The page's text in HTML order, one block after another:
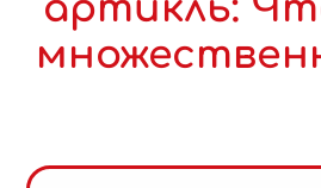
артикль: